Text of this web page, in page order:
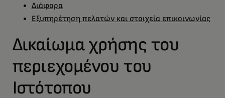
Διάφορα
Εξυπηρέτηση πελατών και στοιχεία επικοινωνίας
Δικαίωμα χρήσης του
περιεχομένου του
Ιστότοπου